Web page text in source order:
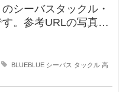
シーバスタックル・
。参考URLの写真の
BLUEBLUE シーバス タックル 高